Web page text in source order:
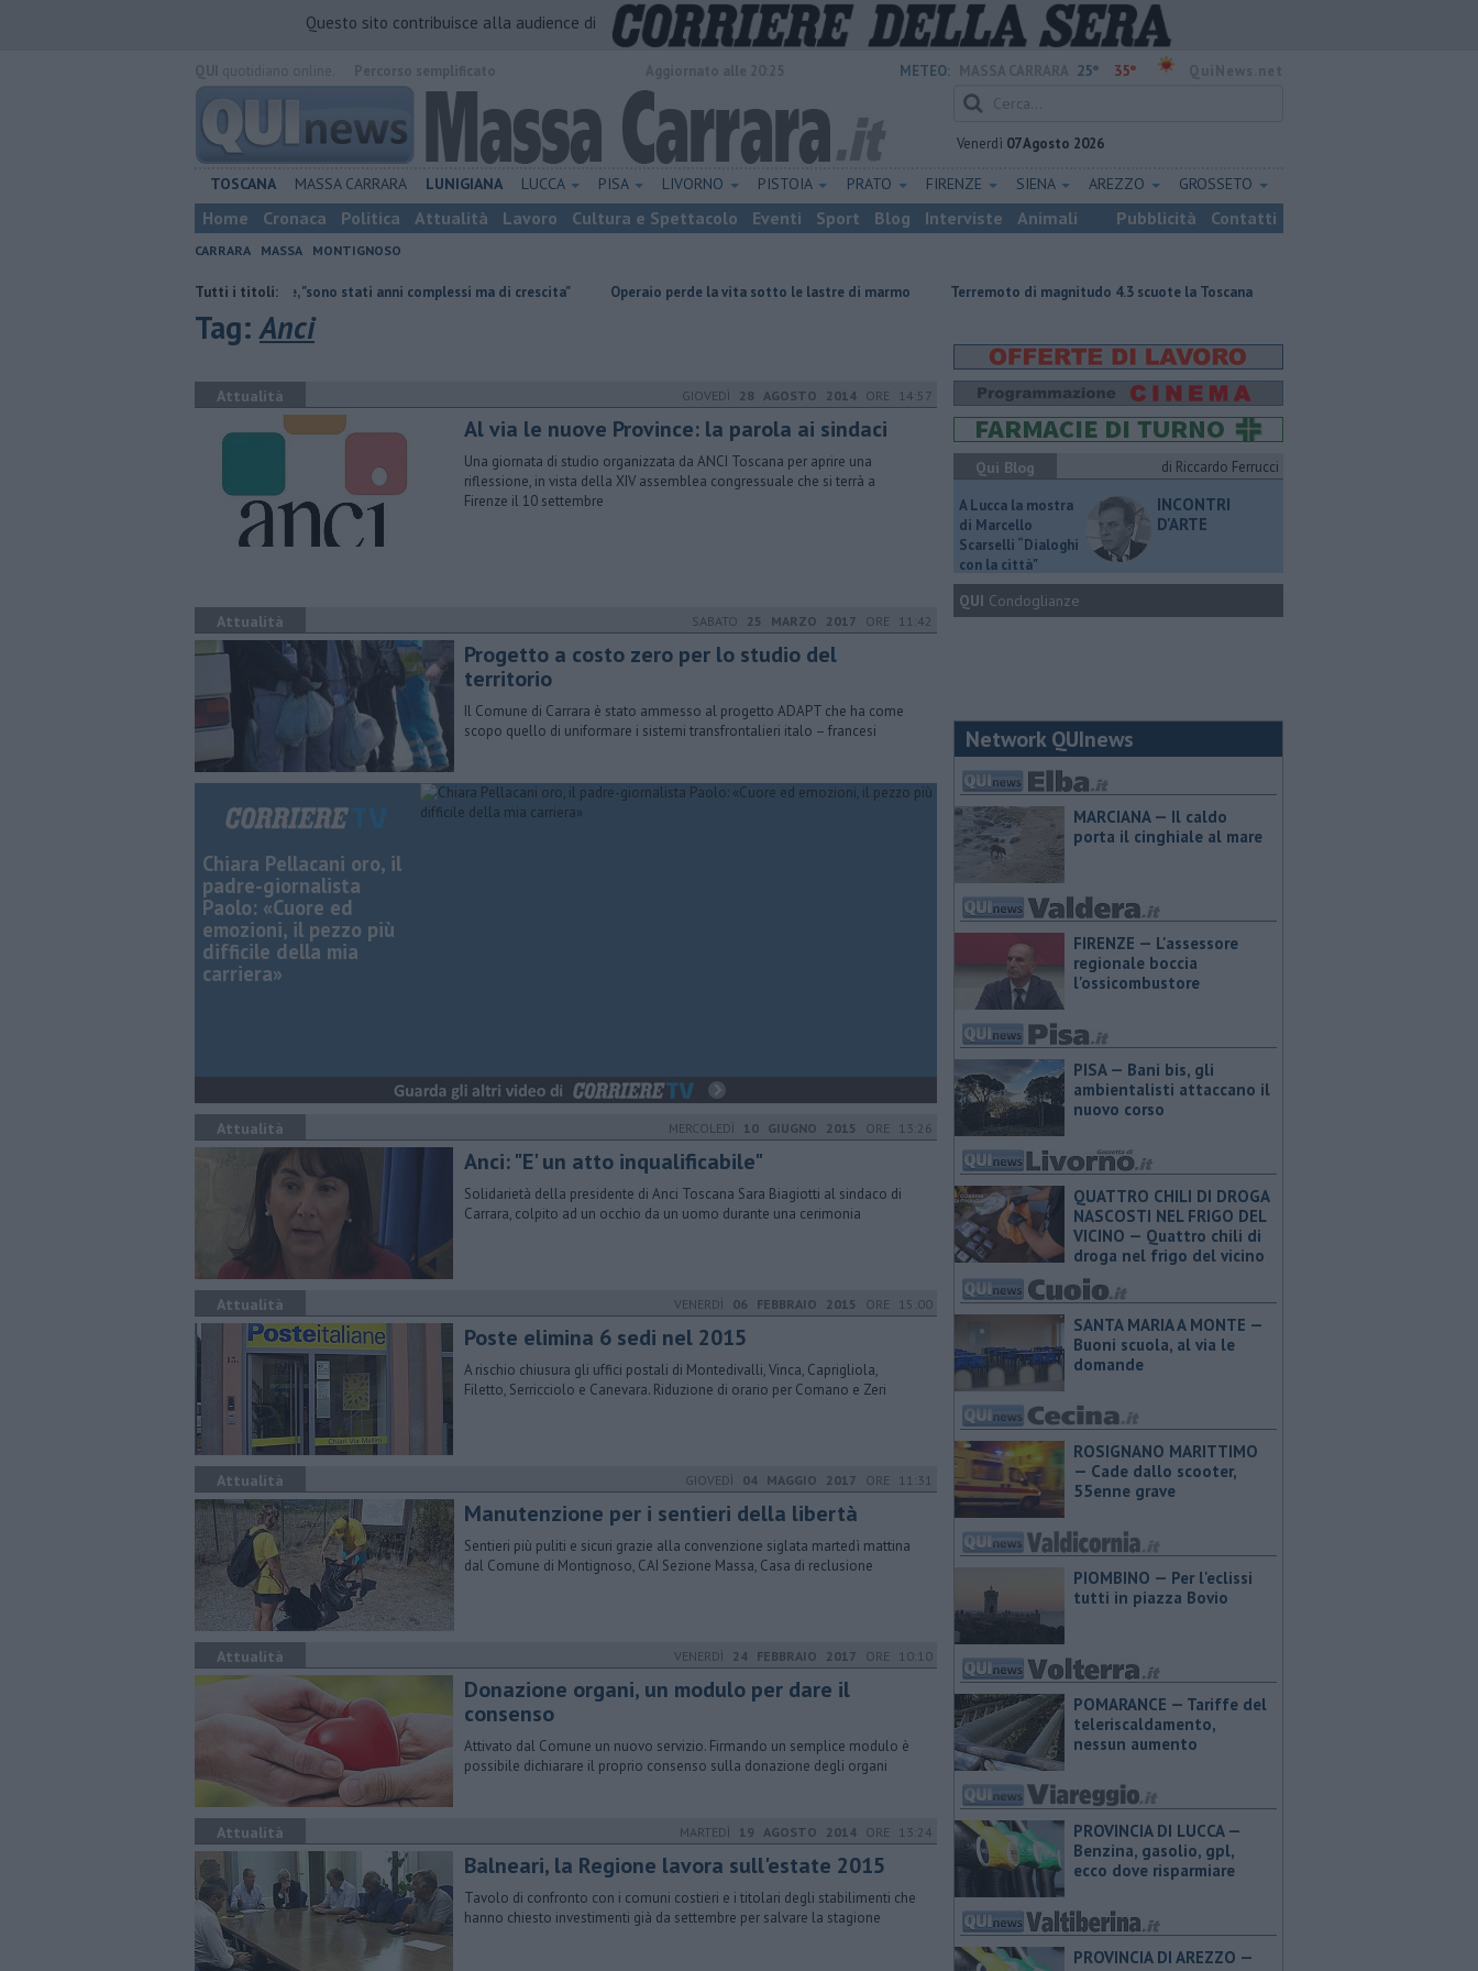
Questo sito contribuisce alla audience di
METEO: 25° 35°
Venerdì 07 Agosto 2026
TOSCANA MASSA CARRARA LUNIGIANA LUCCA PISA LIVORNO PISTOIA PRATO FIRENZE SIENA AREZZO GROSSETO
Home Cronaca Politica Attualità Lavoro Cultura e Spettacolo Eventi Sport Blog Interviste Animali Pubblicità Contatti
CARRARA MASSA MONTIGNOSO
Tutti i titoli:
presidente di Retiambiente, "sono stati anni complessi ma di crescita" Operaio perde la vita sotto le lastre di marmo Terremoto di magnitudo 4.3 scuote la Toscana Tragedia sulle Apuane, muore davanti ai
Tag:Anci
Attualità GIOVEDÌ 28 AGOSTO 2014 ORE 14:57
​Al via le nuove Province: la parola ai sindaci
Una giornata di studio organizzata da ANCI Toscana per aprire una
riflessione, in vista della XIV assemblea congressuale che si terrà a
Firenze il 10 settembre
Attualità SABATO 25 MARZO 2017 ORE 11:42
Progetto a costo zero per lo studio del
territorio
​Il Comune di Carrara è stato ammesso al progetto ADAPT che ha come
scopo quello di uniformare i sistemi transfrontalieri italo – francesi
Chiara Pellacani oro, il
padre-giornalista
Paolo: «Cuore ed
emozioni, il pezzo più
difficile della mia
carriera»
Attualità MERCOLEDÌ 10 GIUGNO 2015 ORE 13:26
Anci: "E' un atto inqualificabile"
Solidarietà della presidente di Anci Toscana Sara Biagiotti al sindaco di
Carrara, colpito ad un occhio da un uomo durante una cerimonia
Attualità VENERDÌ 06 FEBBRAIO 2015 ORE 15:00
Poste elimina 6 sedi nel 2015
A rischio chiusura gli uffici postali di Montedivalli, Vinca, Caprigliola,
Filetto, Serricciolo e Canevara. Riduzione di orario per Comano e Zeri
Attualità GIOVEDÌ 04 MAGGIO 2017 ORE 11:31
Manutenzione per i sentieri della libertà
Sentieri più puliti e sicuri grazie alla convenzione siglata martedì mattina
dal Comune di Montignoso, CAI Sezione Massa, Casa di reclusione
Attualità VENERDÌ 24 FEBBRAIO 2017 ORE 10:10
Donazione organi, un modulo per dare il
consenso
​Attivato dal Comune un nuovo servizio. Firmando un semplice modulo è
possibile dichiarare il proprio consenso sulla donazione degli organi
Attualità MARTEDÌ 19 AGOSTO 2014 ORE 13:24
Balneari, la Regione lavora sull'estate 2015
Tavolo di confronto con i comuni costieri e i titolari degli stabilimenti che
hanno chiesto investimenti già da settembre per salvare la stagione
Qui Blog di Riccardo Ferrucci
A Lucca la mostra
di Marcello
Scarselli “Dialoghi
con la città"
INCONTRI
D'ARTE
QUI Condoglianze
Network QUInews
MARCIANA — Il caldo
porta il cinghiale al mare
FIRENZE — L'assessore
regionale boccia
l'ossicombustore
PISA — Bani bis, gli
ambientalisti attaccano il
nuovo corso
QUATTRO CHILI DI DROGA
NASCOSTI NEL FRIGO DEL
VICINO — Quattro chili di
droga nel frigo del vicino
SANTA MARIA A MONTE —
Buoni scuola, al via le
domande
ROSIGNANO MARITTIMO
— Cade dallo scooter,
55enne grave
PIOMBINO — Per l'eclissi
tutti in piazza Bovio
POMARANCE — Tariffe del
teleriscaldamento,
nessun aumento
PROVINCIA DI LUCCA — ​
Benzina, gasolio, gpl,
ecco dove risparmiare
PROVINCIA DI AREZZO — ​